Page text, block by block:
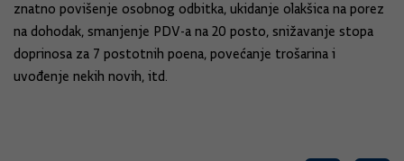
znatno povišenje osobnog odbitka, ukidanje olakšica na porez
na dohodak, smanjenje PDV-a na 20 posto, snižavanje stopa
doprinosa za 7 postotnih poena, povećanje trošarina i
uvođenje nekih novih, itd.